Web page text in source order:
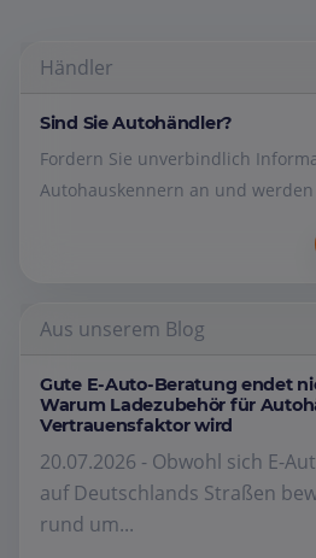
Händler
Sind Sie Autohändler?
Fordern Sie unverbindlich
Autohauskennern an und werden
Aus unserem Blog
Gute E-Auto-Beratung endet
Warum Ladezubehör für
Vertrauensfaktor wird
20.07.2026 - Obwohl sich E-
auf Deutschlands Straßen
rund um...